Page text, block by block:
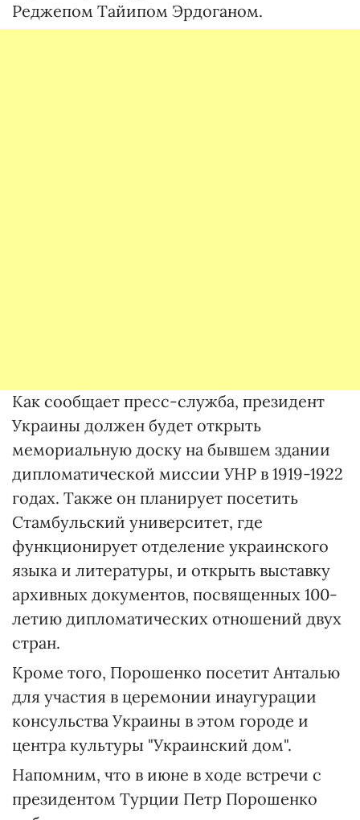
Реджепом Тайипом Эрдоганом.
Как сообщает пресс-служба, президент
Украины должен будет открыть
мемориальную доску на бывшем здании
дипломатической миссии УНР в 1919-1922
годах. Также он планирует посетить
Стамбульский университет, где
функционирует отделение украинского
языка и литературы, и открыть выставку
архивных документов, посвященных 100-
летию дипломатических отношений двух
стран.
Кроме того, Порошенко посетит Анталью
для участия в церемонии инаугурации
консульства Украины в этом городе и
центра культуры "Украинский дом".
Напомним, что в июне в ходе встречи с
президентом Турции Петр Порошенко